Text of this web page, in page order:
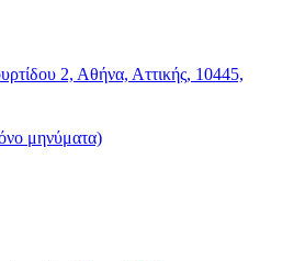
2, Αθήνα, Αττικής, 10445,
μηνύματα)